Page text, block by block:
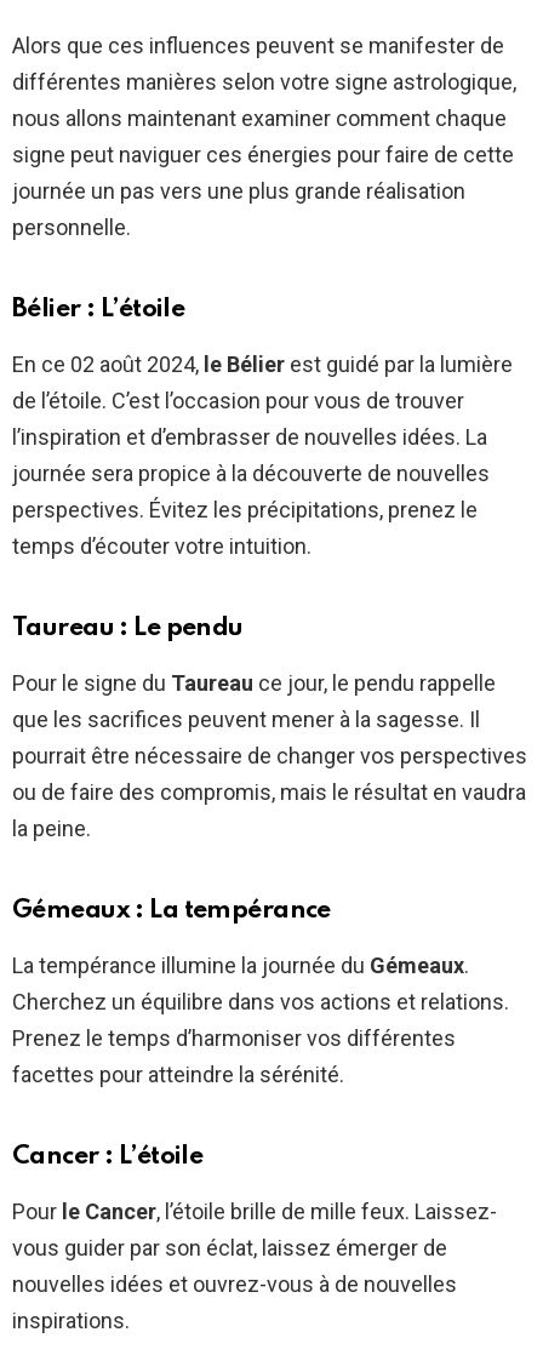
Alors que ces influences peuvent se manifester de
différentes manières selon votre signe astrologique,
nous allons maintenant examiner comment chaque
signe peut naviguer ces énergies pour faire de cette
journée un pas vers une plus grande réalisation
personnelle.
Bélier : L’étoile
En ce 02 août 2024, le Bélier est guidé par la lumière
de l’étoile. C’est l’occasion pour vous de trouver
l’inspiration et d’embrasser de nouvelles idées. La
journée sera propice à la découverte de nouvelles
perspectives. Évitez les précipitations, prenez le
temps d’écouter votre intuition.
Taureau : Le pendu
Pour le signe du Taureau ce jour, le pendu rappelle
que les sacrifices peuvent mener à la sagesse. Il
pourrait être nécessaire de changer vos perspectives
ou de faire des compromis, mais le résultat en vaudra
la peine.
Gémeaux : La tempérance
La tempérance illumine la journée du Gémeaux.
Cherchez un équilibre dans vos actions et relations.
Prenez le temps d’harmoniser vos différentes
facettes pour atteindre la sérénité.
Cancer : L’étoile
Pour le Cancer, l’étoile brille de mille feux. Laissez-
vous guider par son éclat, laissez émerger de
nouvelles idées et ouvrez-vous à de nouvelles
inspirations.